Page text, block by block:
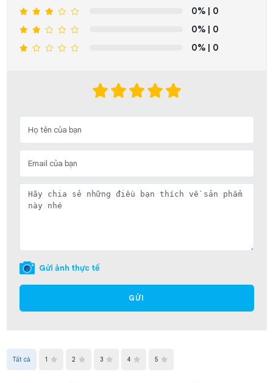
0% | 0
0% | 0
0% | 0
Gửi ảnh thực tế
GỬI
Tất cả 1 2 3 4 5